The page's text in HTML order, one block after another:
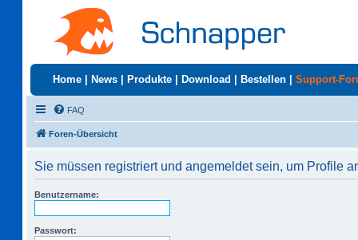
Home News Produkte Download Bestellen Support-
FAQ
Foren-Übersicht
Sie müssen registriert und angemeldet sein, um Profile
Benutzername:
Passwort: